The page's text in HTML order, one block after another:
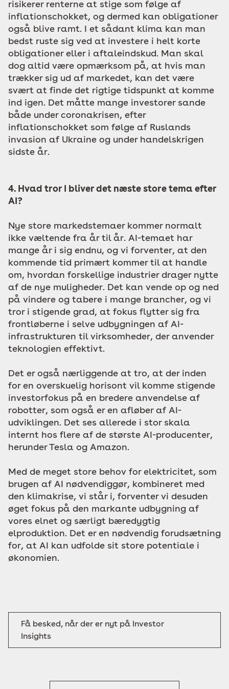
risikerer renterne at stige som følge af
inflationschokket, og dermed kan obligationer
også blive ramt. I et sådant klima kan man
bedst ruste sig ved at investere i helt korte
obligationer eller i aftaleindskud. Man skal
dog altid være opmærksom på, at hvis man
trækker sig ud af markedet, kan det være
svært at finde det rigtige tidspunkt at komme
ind igen. Det måtte mange investorer sande
både under coronakrisen, efter
inflationschokket som følge af Ruslands
invasion af Ukraine og under handelskrigen
sidste år.
4. Hvad tror I bliver det næste store tema efter
AI?
Nye store markedstemaer kommer normalt
ikke væltende fra år til år. AI-temaet har
mange år i sig endnu, og vi forventer, at den
kommende tid primært kommer til at handle
om, hvordan forskellige industrier drager nytte
af de nye muligheder. Det kan vende op og ned
på vindere og tabere i mange brancher, og vi
tror i stigende grad, at fokus flytter sig fra
frontløberne i selve udbygningen af AI-
infrastrukturen til virksomheder, der anvender
teknologien effektivt.
Det er også nærliggende at tro, at der inden
for en overskuelig horisont vil komme stigende
investorfokus på en bredere anvendelse af
robotter, som også er en afløber af AI-
udviklingen. Det ses allerede i stor skala
internt hos flere af de største AI-producenter,
herunder Tesla og Amazon.
Med de meget store behov for elektricitet, som
brugen af AI nødvendiggør, kombineret med
den klimakrise, vi står i, forventer vi desuden
øget fokus på den markante udbygning af
vores elnet og særligt bæredygtig
elproduktion. Det er en nødvendig forudsætning
for, at AI kan udfolde sit store potentiale i
økonomien.
Få besked, når der er nyt på Investor
Insights